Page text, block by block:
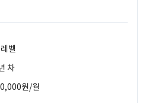
벨
차
원/월